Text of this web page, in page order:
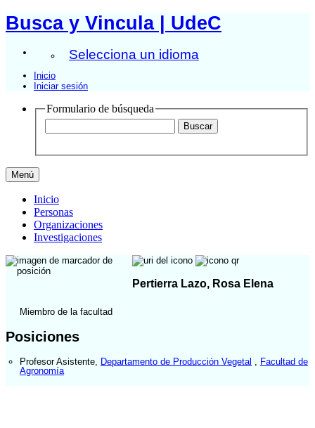
Busca y Vincula | UdeC
Selecciona un idioma
Inicio
Iniciar sesión
Formulario de búsqueda
Menú
Inicio
Personas
Organizaciones
Investigaciones
Pertierra Lazo, Rosa Elena
Miembro de la facultad
Posiciones
Profesor Asistente Departamento de Producción Vegetal
Facultad de
Agronomía